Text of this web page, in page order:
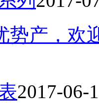
势产，欢
2017-06-